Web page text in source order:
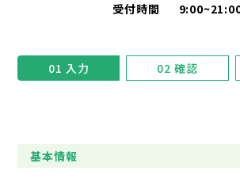
受付時間
01 入力 02 確認
基本情報